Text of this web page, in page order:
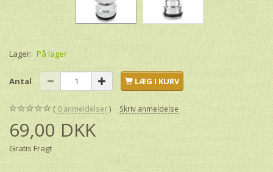
Lager: På lager
Antal LÆG I KURV
0 anmeldelser Skriv anmeldelse
69,00 DKK
Gratis Fragt